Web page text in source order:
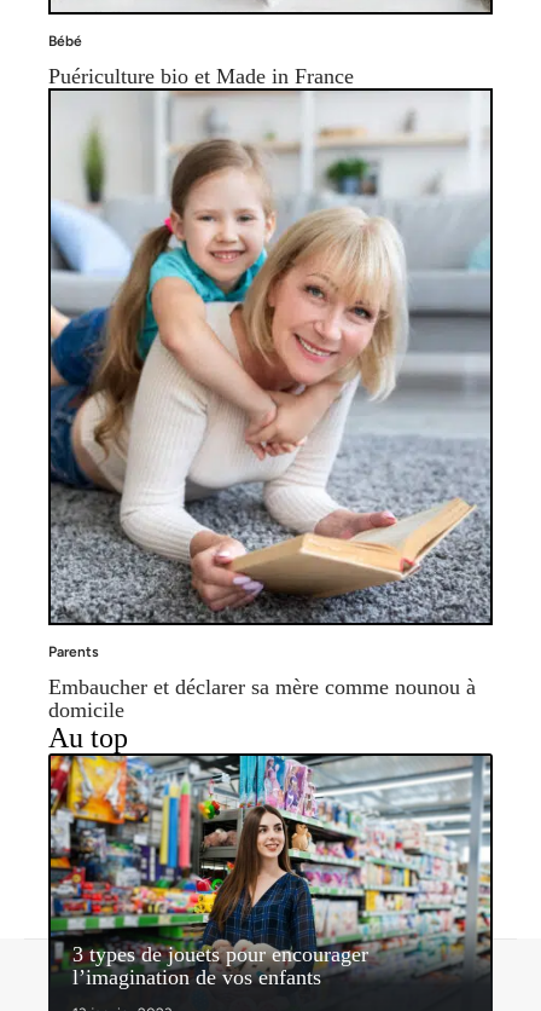
Bébé
Puériculture bio et Made in France
Parents
Embaucher et déclarer sa mère comme nounou à
domicile
Au top
3 types de jouets pour encourager
l’imagination de vos enfants
Contact Mentions légales Sitemap